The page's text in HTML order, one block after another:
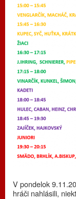
V pondelok
hráči nahlásili,